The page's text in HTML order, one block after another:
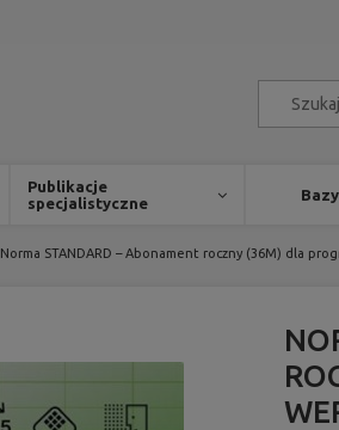
Publikacje
specjalistyczne
Norma STANDARD – Abonament roczny (36M) dla